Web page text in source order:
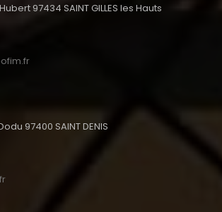
97434 SAINT GILLES les Hauts
97400 SAINT DENIS